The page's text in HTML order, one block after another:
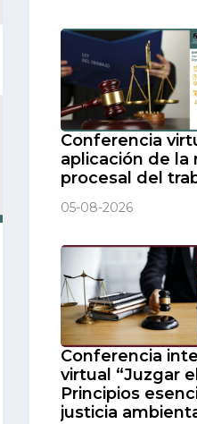
Conferencia
aplicación de la
procesal del
05-08-2026
Conferencia
virtual “Juzgar
Principios
justicia